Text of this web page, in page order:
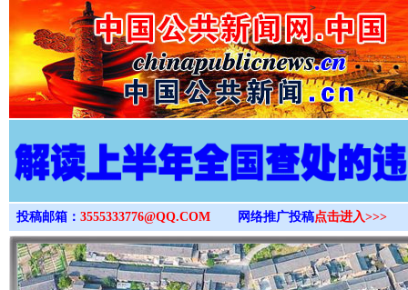
>
投稿邮箱： 3555333776@QQ.COM 网络推广投稿点击进入>>>